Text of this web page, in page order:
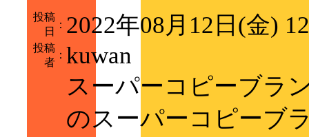
投稿
日
： 2022年08月12日(金)
投稿
者
： kuwan
スーパーコピーブラ
のスーパーコピーブ